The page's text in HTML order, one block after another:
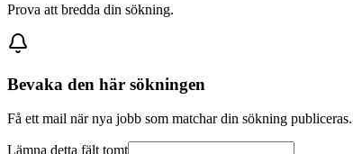
Prova att bredda din sökning.
Bevaka den här sökningen
Få ett mail när nya jobb som matchar din sökning publiceras.
Lämna detta fält tomt